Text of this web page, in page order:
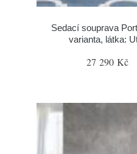
Sedací souprava
varianta, látka:
27 290 Kč